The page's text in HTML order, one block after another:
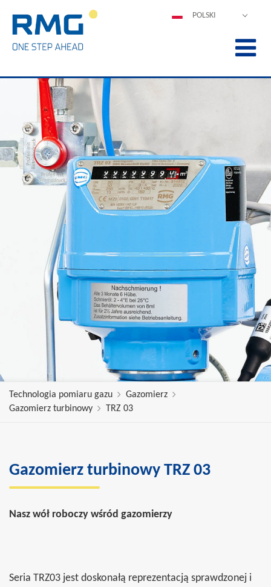
POLSKI
Technologia pomiaru gazu
Gazomierz
Gazomierz turbinowy
TRZ 03
Gazomierz turbinowy TRZ 03
Nasz wół roboczy wśród gazomierzy
Seria TRZ03 jest doskonałą reprezentacją sprawdzonej i